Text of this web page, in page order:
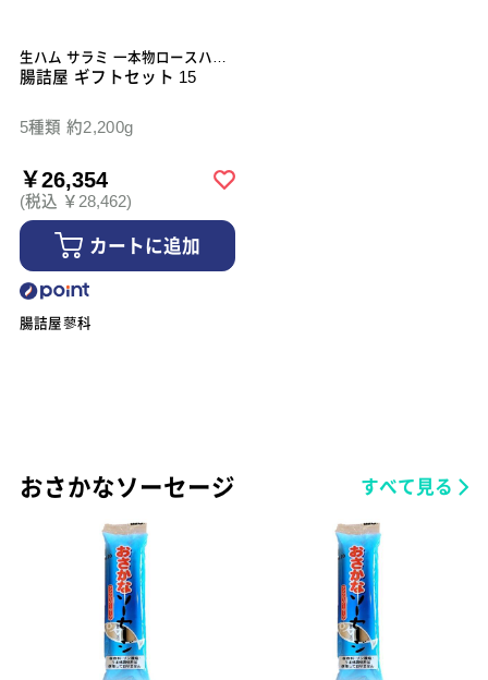
生ハム サラミ 一本物ロースハム
ベーコン スライスナイフ
腸詰屋 ギフトセット 15
5種類 約2,200g
￥26,354
(税込 ￥28,462)
カートに追加
腸詰屋蓼科
おさかなソーセージ すべて見る